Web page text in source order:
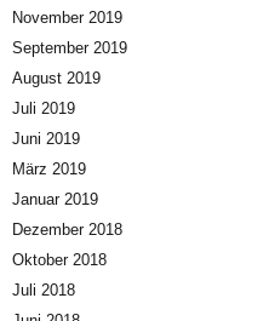
November 2019
September 2019
August 2019
Juli 2019
Juni 2019
März 2019
Januar 2019
Dezember 2018
Oktober 2018
Juli 2018